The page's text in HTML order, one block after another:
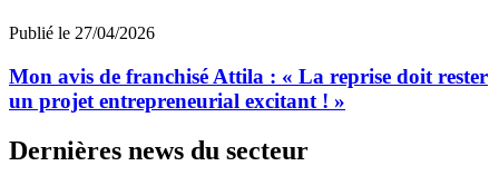
Publié le 27/04/2026
Mon avis de franchisé Attila : « La reprise doit rester
un projet entrepreneurial excitant ! »
Dernières news du secteur